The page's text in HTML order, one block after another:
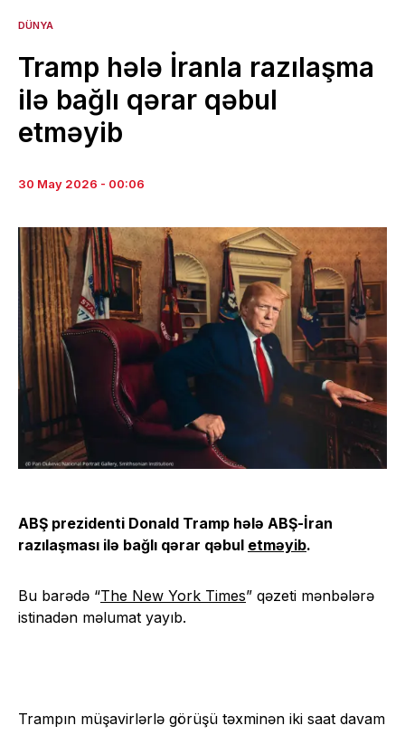
DÜNYA
Tramp hələ İranla razılaşma
ilə bağlı qərar qəbul
etməyib
30 May 2026 - 00:06
ABŞ prezidenti Donald Tramp hələ ABŞ-İran
razılaşması ilə bağlı qərar qəbul etməyib.
Bu barədə “The New York Times” qəzeti mənbələrə
istinadən məlumat yayıb.
Trampın müşavirlərlə görüşü təxminən iki saat davam